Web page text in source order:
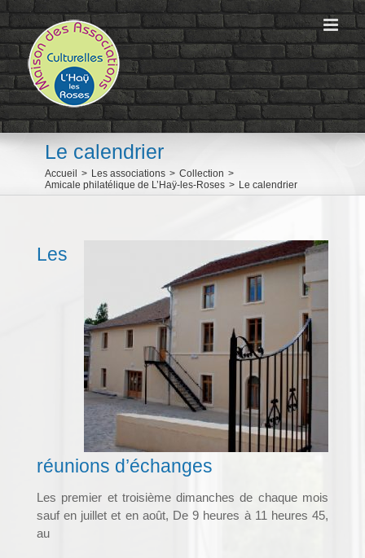
Passer
au
contenu
Le calendrier
Accueil > Les associations > Collection >
Amicale philatélique de L’Haÿ-les-Roses > Le calendrier
Les
réunions d’échanges
Les premier et troisième dimanches de chaque mois
sauf en juillet et en août, De 9 heures à 11 heures 45,
au